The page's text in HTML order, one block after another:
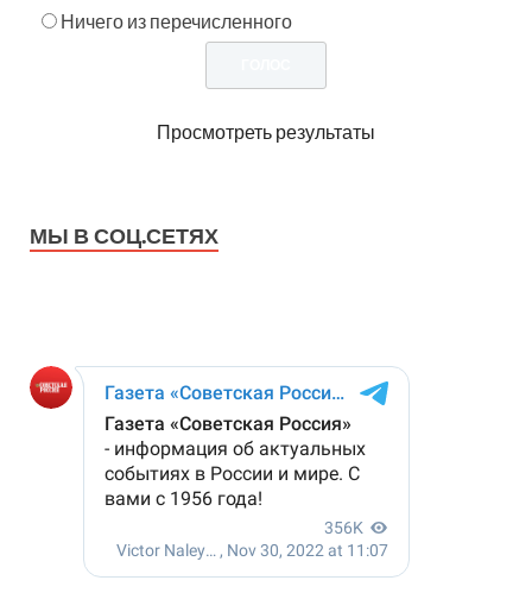
Ничего из перечисленного
Просмотреть результаты
МЫ В СОЦ.СЕТЯХ